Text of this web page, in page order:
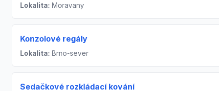
Lokalita: Moravany
Konzolové regály
Lokalita: Brno-sever
Sedačkové rozkládací kování